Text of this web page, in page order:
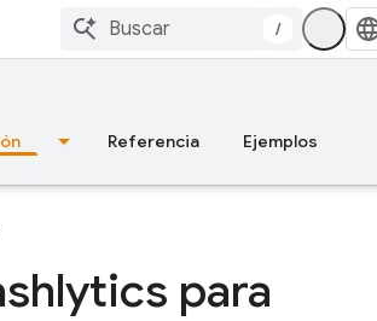
/
Referencia Ejemplos
para